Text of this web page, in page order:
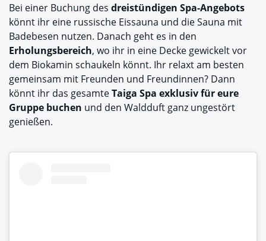
Bei einer Buchung des dreistündigen Spa-Angebots
könnt ihr eine russische Eissauna und die Sauna mit
Badebesen nutzen. Danach geht es in den
Erholungsbereich, wo ihr in eine Decke gewickelt vor
dem Biokamin schaukeln könnt. Ihr relaxt am besten
gemeinsam mit Freunden und Freundinnen? Dann
könnt ihr das gesamteTaiga Spa exklusiv für eure
Gruppe buchen und den Waldduft ganz ungestört
genießen.